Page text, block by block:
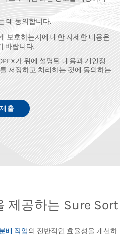
데 동의합니다.
보호하는지에 대한 자세한 내용은
바랍니다.
가 위에 설명된 내용과 개인정
저장하고 처리하는 것에 동의하는
제공하는 Sure Sort
배 작업의 전반적인 효율성을 개선하